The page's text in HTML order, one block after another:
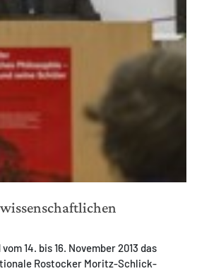
14. bis 16. November 2013 das
Rostocker Moritz-Schlick-